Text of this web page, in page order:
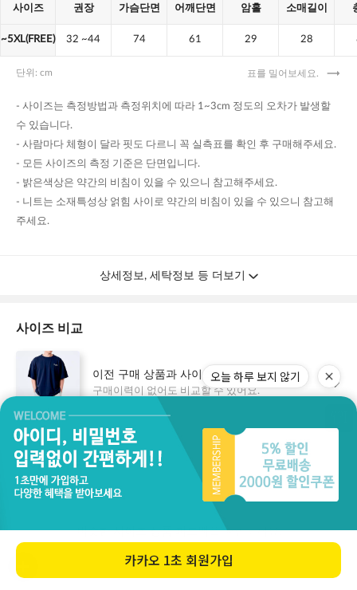
오늘 하루 보지 않기
카카오 1초 회원가입